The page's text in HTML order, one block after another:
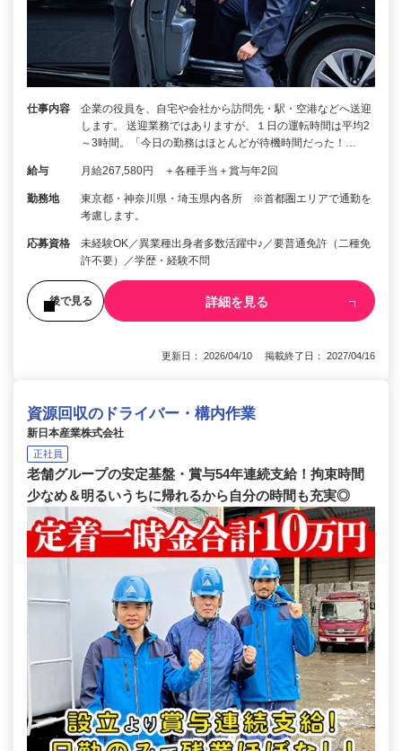
仕事内容
企業の役員を、自宅や会社から訪問先・駅・空港などへ送迎
します。 送迎業務ではありますが、１日の運転時間は平均2
～3時間。「今日の勤務はほとんどが待機時間だった！…
給与 月給267,580円 ＋各種手当＋賞与年2回
勤務地
東京都・神奈川県・埼玉県内各所 ※首都圏エリアで通勤を
考慮します。
応募資格
未経験OK／異業種出身者多数活躍中♪／要普通免許（二種免
許不要）／学歴・経験不問
後で見る 詳細を見る
更新日： 2026/04/10 掲載終了日： 2027/04/16
資源回収のドライバー・構内作業
新日本産業株式会社
正社員
老舗グループの安定基盤・賞与54年連続支給！拘束時間
少なめ＆明るいうちに帰れるから自分の時間も充実◎